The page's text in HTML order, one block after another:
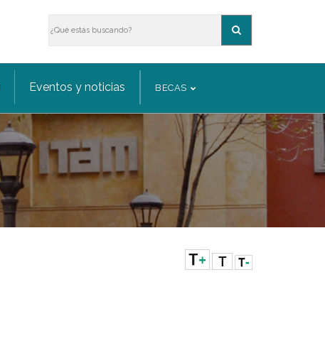
Eventos y noticias BECAS